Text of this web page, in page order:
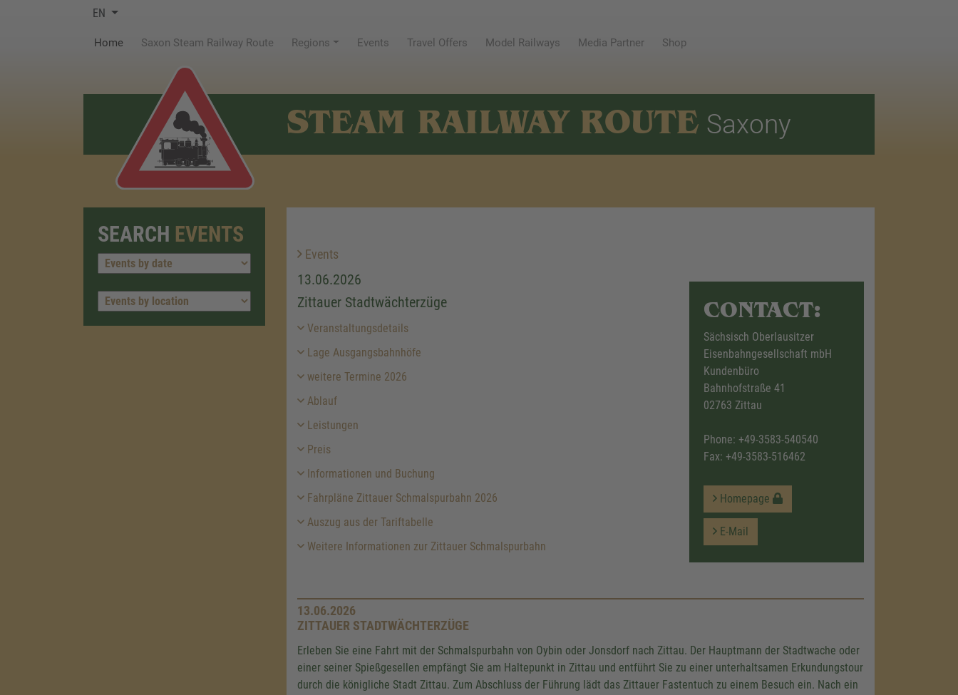
EN
Home(current)Saxon Steam Railway Route Regions Events Travel Offers Model Railways Media Partner Shop
STEAM RAILWAY ROUTE Saxony
SEARCH EVENTS
Events
13.06.2026
Zittauer Stadtwächterzüge
Veranstaltungsdetails
Lage Ausgangsbahnhöfe
weitere Termine 2026
Ablauf
Leistungen
Preis
Informationen und Buchung
Fahrpläne Zittauer Schmalspurbahn 2026
Auszug aus der Tariftabelle
Weitere Informationen zur Zittauer Schmalspurbahn
CONTACT:
Sächsisch Oberlausitzer
Eisenbahngesellschaft mbH
Kundenbüro
Bahnhofstraße 41
02763 Zittau
Phone: +49-3583-540540
Fax: +49-3583-516462
Homepage
E-Mail
13.06.2026
ZITTAUER STADTWÄCHTERZÜGE
Erleben Sie eine Fahrt mit der Schmalspurbahn von Oybin oder Jonsdorf nach Zittau. Der Hauptmann der Stadtwache oder
einer seiner Spießgesellen empfängt Sie am Haltepunkt in Zittau und entführt Sie zu einer unterhaltsamen Erkundungstour
durch die königliche Stadt Zittau. Zum Abschluss der Führung lädt das Zittauer Fastentuch zu einem Besuch ein. Nach ein